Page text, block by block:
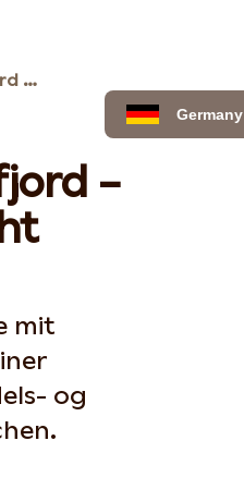
Germany
120 Jahre Statkraft: Glomfjord - eine Gemeinde entsteht
–
mit
og